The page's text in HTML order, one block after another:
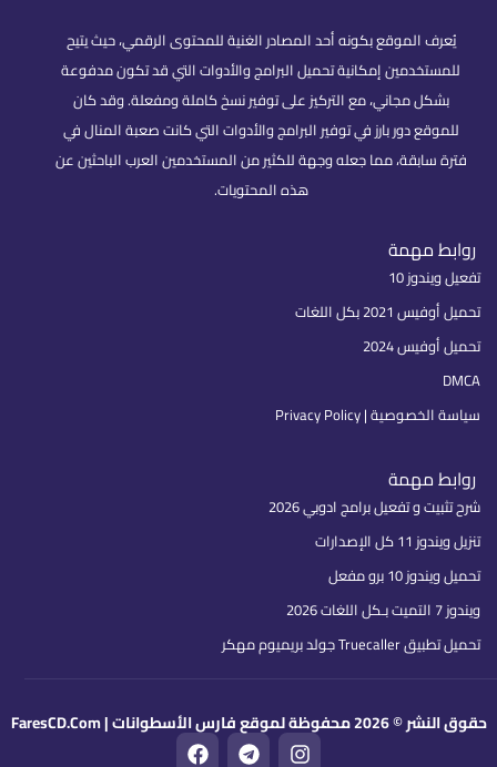
يُعرف الموقع بكونه أحد المصادر الغنية للمحتوى الرقمي، حيث يتيح
للمستخدمين إمكانية تحميل البرامج والأدوات التي قد تكون مدفوعة
بشكل مجاني، مع التركيز على توفير نسخ كاملة ومفعلة. وقد كان
للموقع دور بارز في توفير البرامج والأدوات التي كانت صعبة المنال في
فترة سابقة، مما جعله وجهة للكثير من المستخدمين العرب الباحثين عن
هذه المحتويات.
روابط مهمة
تفعيل ويندوز 10
تحميل أوفيس 2021 بكل اللغات
تحميل أوفيس 2024
DMCA
سياسة الخصوصية | Privacy Policy
روابط مهمة
شرح تثبيت و تفعيل برامج ادوبي 2026
تنزيل ويندوز 11 كل الإصدارات
تحميل ويندوز 10 برو مفعل
ويندوز 7 التميت بـكل اللغات 2026
تحميل تطبيق Truecaller جولد بريميوم مهكر
حقوق النشر © 2026 محفوظة لموقع فارس الأسطوانات | FaresCD.Com I
T
F